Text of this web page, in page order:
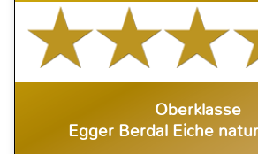
Oberklasse
Egger Berdal Eiche